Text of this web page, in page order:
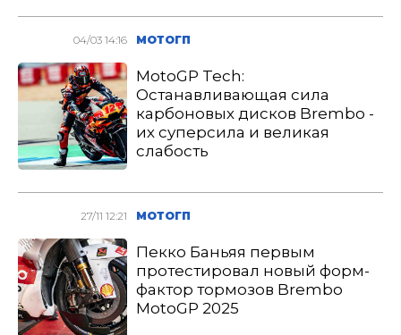
04/03 14:16 МОТОГП
MotoGP Tech:
Останавливающая сила
карбоновых дисков Brembo -
их суперсила и великая
слабость
27/11 12:21 МОТОГП
Пекко Баньяя первым
протестировал новый форм-
фактор тормозов Brembo
MotoGP 2025